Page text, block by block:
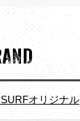
オリジナル